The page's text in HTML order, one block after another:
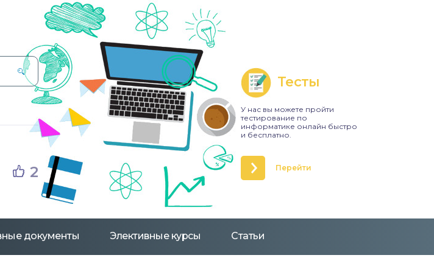
документы Элективные курсы Статьи
Тесты
У нас вы можете пройти
тестирование по
информатике онлайн быстро
и бесплатно.
Перейти
2